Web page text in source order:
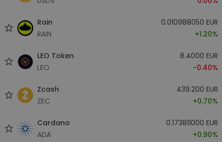
Rain
RAIN
0.010988050 EUR
+1.20%
LEO Token
LEO
8.4000 EUR
-0.40%
Zcash
ZEC
439.200 EUR
+0.70%
Cardano
ADA
0.173811000 EUR
+0.90%